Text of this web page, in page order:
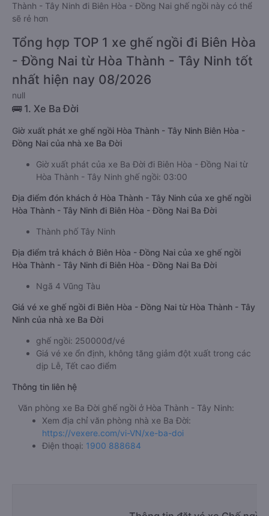
Thành - Tây Ninh đi Biên Hòa - Đồng Nai ghế ngồi này có thể
sẽ rẻ hơn
Tổng hợp TOP 1 xe ghế ngồi đi Biên Hòa
- Đồng Nai từ Hòa Thành - Tây Ninh tốt
nhất hiện nay 08/2026
null
🚌 1. Xe Ba Đời
Giờ xuất phát xe ghế ngồi Hòa Thành - Tây Ninh Biên Hòa -
Đồng Nai của nhà xe Ba Đời
Giờ xuất phát của xe Ba Đời đi Biên Hòa - Đồng Nai từ
Hòa Thành - Tây Ninh ghế ngồi: 03:00
Địa điểm đón khách ở Hòa Thành - Tây Ninh của xe ghế ngồi
Hòa Thành - Tây Ninh đi Biên Hòa - Đồng Nai Ba Đời
Thành phố Tây Ninh
Địa điểm trả khách ở Biên Hòa - Đồng Nai của xe ghế ngồi
Hòa Thành - Tây Ninh đi Biên Hòa - Đồng Nai Ba Đời
Ngã 4 Vũng Tàu
Giá vé xe ghế ngồi đi Biên Hòa - Đồng Nai từ Hòa Thành - Tây
Ninh của nhà xe Ba Đời
ghế ngồi: 250000đ/vé
Giá vé xe ổn định, không tăng giảm đột xuất trong các
dịp Lễ, Tết cao điểm
Thông tin liên hệ
Văn phòng xe Ba Đời ghế ngồi ở Hòa Thành - Tây Ninh:
Xem địa chỉ văn phòng nhà xe Ba Đời:
https://vexere.com/vi-VN/xe-ba-doi
Điện thoại: 1900 888684